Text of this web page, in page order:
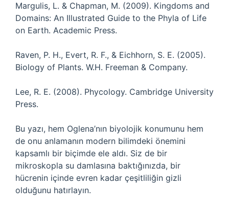
Margulis, L. & Chapman, M. (2009). Kingdoms and
Domains: An Illustrated Guide to the Phyla of Life
on Earth. Academic Press.
Raven, P. H., Evert, R. F., & Eichhorn, S. E. (2005).
Biology of Plants. W.H. Freeman & Company.
Lee, R. E. (2008). Phycology. Cambridge University
Press.
Bu yazı, hem Oglena’nın biyolojik konumunu hem
de onu anlamanın modern bilimdeki önemini
kapsamlı bir biçimde ele aldı. Siz de bir
mikroskopla su damlasına baktığınızda, bir
hücrenin içinde evren kadar çeşitliliğin gizli
olduğunu hatırlayın.